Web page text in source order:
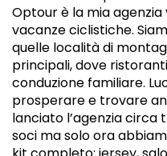
Optour è la mia
vacanze ciclistiche.
quelle località di
principali, dove
conduzione familiare.
prosperare e trovare
lanciato l’agenzia circa
soci ma solo ora